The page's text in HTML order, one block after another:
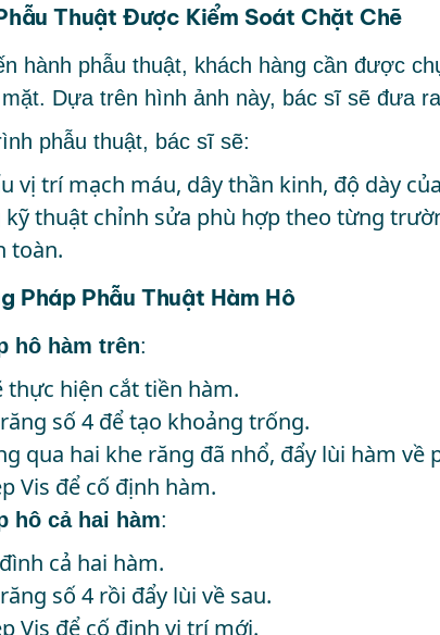
Thuật Được Kiểm Soát Chặt Chẽ
hành phẫu thuật, khách hàng cần được
Dựa trên hình ảnh này, bác sĩ sẽ đưa
phẫu thuật, bác sĩ sẽ:
vị trí mạch máu, dây thần kinh, độ dày
kỹ thuật chỉnh sửa phù hợp theo từng
toàn.
Pháp Phẫu Thuật Hàm Hô
hô hàm trên:
thực hiện cắt tiền hàm.
số 4 để tạo khoảng trống.
qua hai khe răng đã nhổ, đẩy lùi hàm về
Vis để cố định hàm.
hô cả hai hàm:
cả hai hàm.
số 4 rồi đẩy lùi về sau.
Vis để cố định vị trí mới.